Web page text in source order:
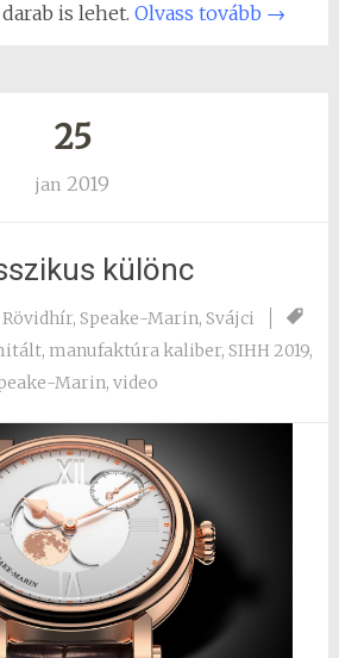
is lehet. Olvass tovább →
25
jan 2019
különc
Rövidhír,Speake-Marin,Svájci
, manufaktúra kaliber, SIHH 2019,
Marin, video